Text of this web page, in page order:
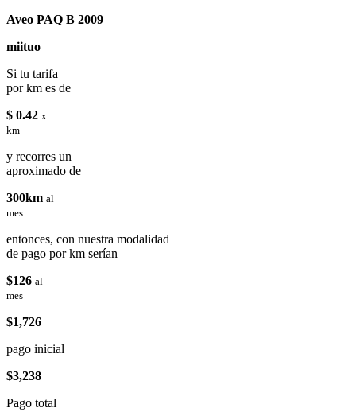
Aveo PAQ B 2009
miituo
Si tu tarifa
por km es de
$ 0.42 x
km
y recorres un
aproximado de
300km al
mes
entonces, con nuestra modalidad
de pago por km serían
$126 al
mes
$1,726
pago inicial
$3,238
Pago total